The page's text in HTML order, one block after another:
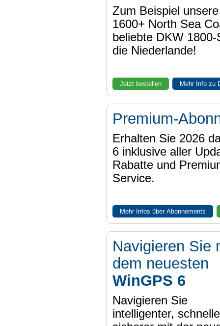
Zum Beispiel
1600+ North Sea
beliebte DKW
die Niederlande!
Jetzt bestellen Mehr Info zu
Premium-
Erhalten Sie 2026
6 inklusive aller
Rabatte und
Service.
Mehr Infos über Abonnements
Navigieren Sie
dem neuesten
WinGPS 6
Navigieren Sie
intelligenter,